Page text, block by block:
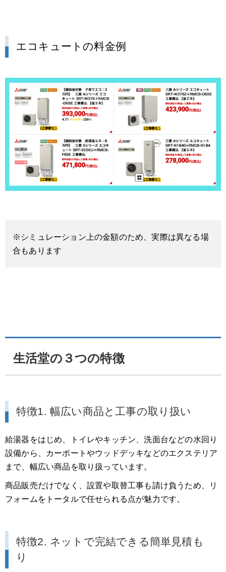
エコキュートの料金例
※シミュレーション上の金額のため、実際は異なる場
合もあります
生活堂の３つの特徴
特徴1. 幅広い商品と工事の取り扱い
給湯器をはじめ、トイレやキッチン、洗面台などの水回り
設備から、カーポートやウッドデッキなどのエクステリア
まで、幅広い商品を取り扱っています。
商品販売だけでなく、設置や取替工事も請け負うため、リ
フォームをトータルで任せられる点が魅力です。
特徴2. ネットで完結できる簡単見積も
り